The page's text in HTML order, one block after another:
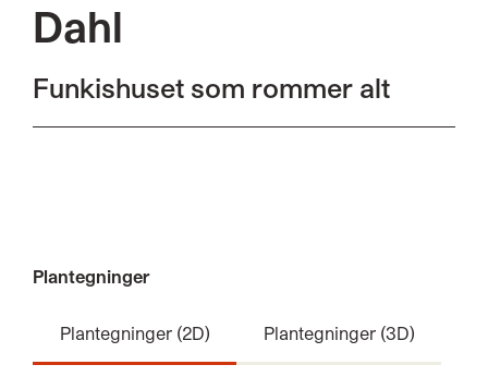
Dahl
Funkishuset som rommer alt
Plantegninger
Plantegninger (2D) Plantegninger (3D)